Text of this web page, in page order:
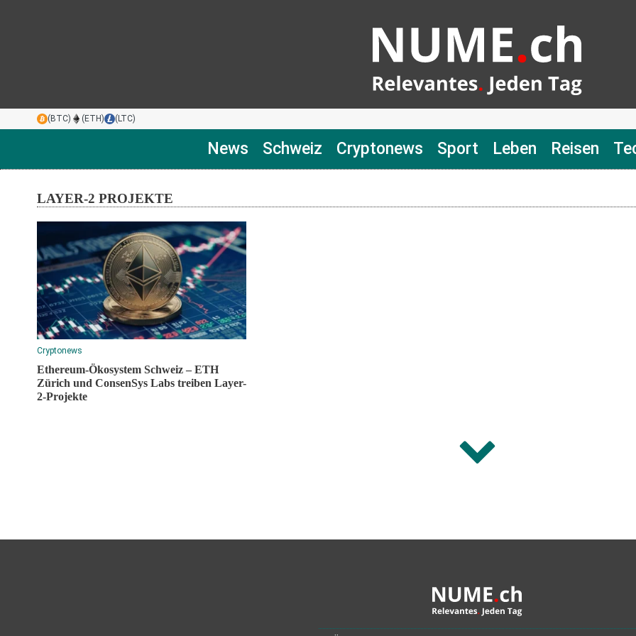
(BTC) (ETH) (LTC)
News Schweiz Cryptonews Sport Leben Reisen
LAYER-2 PROJEKTE
Cryptonews
Ethereum-Ökosystem Schweiz – ETH
Zürich und ConsenSys Labs treiben Layer-
2-Projekte